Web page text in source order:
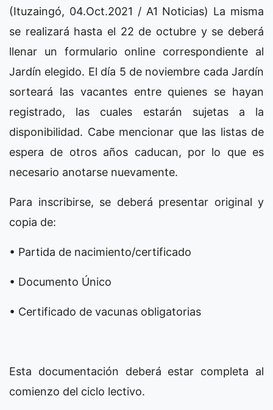
(Ituzaingó, 04.Oct.2021 / A1 Noticias) La misma
se realizará hasta el 22 de octubre y se deberá
llenar un formulario online correspondiente al
Jardín elegido. El día 5 de noviembre cada Jardín
sorteará las vacantes entre quienes se hayan
registrado, las cuales estarán sujetas a la
disponibilidad. Cabe mencionar que las listas de
espera de otros años caducan, por lo que es
necesario anotarse nuevamente.
Para inscribirse, se deberá presentar original y
copia de:
• Partida de nacimiento/certificado
• Documento Único
• Certificado de vacunas obligatorias
Esta documentación deberá estar completa al
comienzo del ciclo lectivo.